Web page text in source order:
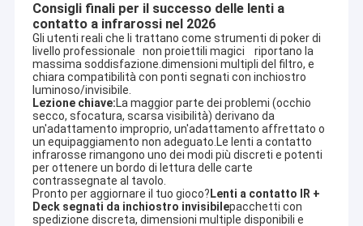
Consigli finali per il successo delle lenti a
contatto a infrarossi nel 2026
Gli utenti reali che li trattano come strumenti di poker di
livello professionale   non proiettili magici    riportano la
massima soddisfazione.dimensioni multipli del filtro, e
chiara compatibilità con ponti segnati con inchiostro
luminoso/invisibile.
Lezione chiave:La maggior parte dei problemi (occhio
secco, sfocatura, scarsa visibilità) derivano da
un'adattamento improprio, un'adattamento affrettato o
un equipaggiamento non adeguato.Le lenti a contatto
infrarosse rimangono uno dei modi più discreti e potenti
per ottenere un bordo di lettura delle carte
contrassegnate al tavolo.
Pronto per aggiornare il tuo gioco? Lenti a contatto IR +
Deck segnati da inchiostro invisibilepacchetti con
spedizione discreta, dimensioni multiple disponibili e